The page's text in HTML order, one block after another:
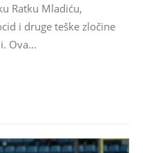
Ratku Mladiću,
i druge teške zločine
Ova...